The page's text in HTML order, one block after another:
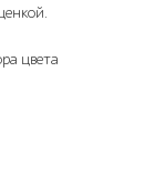
цвета